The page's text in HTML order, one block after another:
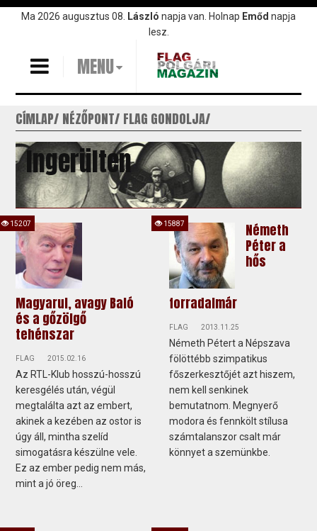
UgrásMa 2026 augusztus 08. László napja van. Holnap Emőd napja
lesz.
MENU
CÍMLAP NÉZŐPONT FLAG GONDOLJA
Ingerülten
Magyarul, avagy Baló
és a gőzölgő
tehénszar
FLAG 2015.02.16
Az RTL-Klub hosszú-hosszú
keresgélés után, végül
megtalálta azt az embert,
akinek a kezében az ostor is
úgy áll, mintha szelíd
simogatásra készülne vele.
Ez az ember pedig nem más,
mint a jó öreg...
15207
Németh
Péter a
hős
forradalmár
FLAG 2013.11.25
Németh Pétert a Népszava
fölöttébb szimpatikus
főszerkesztőjét azt hiszem,
nem kell senkinek
bemutatnom. Megnyerő
modora és fennkölt stílusa
számtalanszor csalt már
könnyet a szemünkbe.
15887